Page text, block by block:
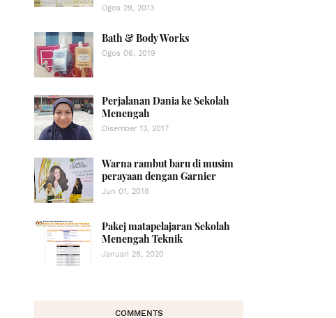
Ogos 29, 2013
Bath & Body Works
Ogos 06, 2019
Perjalanan Dania ke Sekolah
Menengah
Disember 13, 2017
Warna rambut baru di musim
perayaan dengan Garnier
Jun 01, 2018
Pakej matapelajaran Sekolah
Menengah Teknik
Januari 28, 2020
COMMENTS